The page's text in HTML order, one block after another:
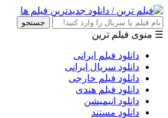
جستجو
☰ منوی فیلم ترین
دانلود فیلم ایرانی
دانلود سریال ایرانی
دانلود فیلم خارجی
دانلود فیلم هندی
دانلود انیمیشن
دانلود مستند